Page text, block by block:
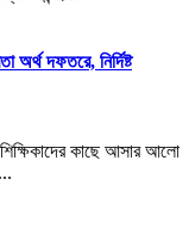
অর্থ দফতরে, নির্দিষ্ট
কাছে আসার আলো